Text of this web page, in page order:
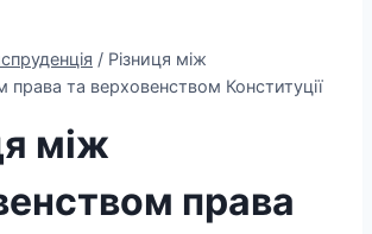
/ Різниця між
права та верховенством Конституції
між
права